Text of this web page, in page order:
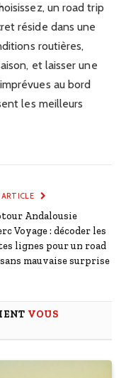
un road trip
réside dans une
routières,
et laisser une
au bord
les meilleurs
Andalousie
Voyage : décoder les
lignes pour un road
mauvaise surprise
VOUS